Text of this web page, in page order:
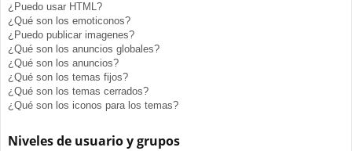
¿Puedo usar HTML?
¿Qué son los emoticonos?
¿Puedo publicar imagenes?
¿Qué son los anuncios globales?
¿Qué son los anuncios?
¿Qué son los temas fijos?
¿Qué son los temas cerrados?
¿Qué son los iconos para los temas?
Niveles de usuario y grupos